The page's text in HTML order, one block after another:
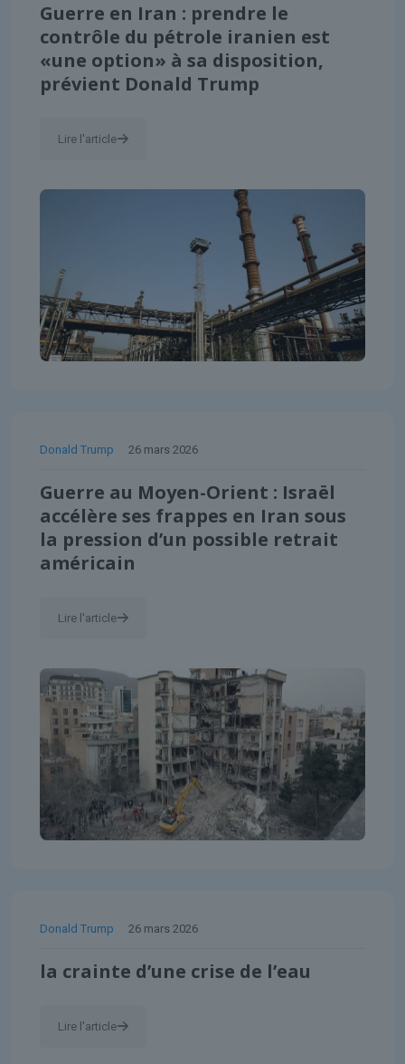
Guerre en Iran : prendre le
contrôle du pétrole iranien est
«une option» à sa disposition,
prévient Donald Trump
Lire l'article
Donald Trump 26 mars 2026
Guerre au Moyen-Orient : Israël
accélère ses frappes en Iran sous
la pression d’un possible retrait
américain
Lire l'article
Donald Trump 26 mars 2026
la crainte d’une crise de l’eau
Lire l'article